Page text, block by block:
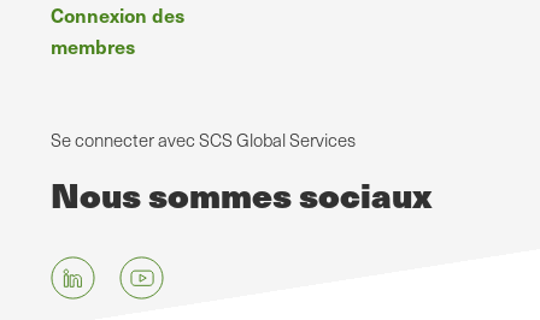
Connexion des
membres
Se connecter avec SCS Global Services
Nous sommes sociaux